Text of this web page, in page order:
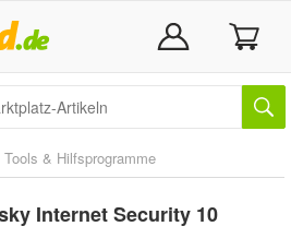
Tools & Hilfsprogramme
Internet Security 10